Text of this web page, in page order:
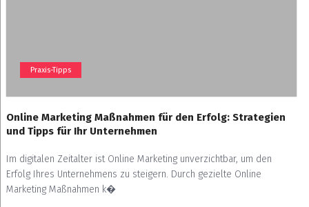
Praxis-Tipps
Online Marketing Maßnahmen für den Erfolg: Strategien
und Tipps für Ihr Unternehmen
Im digitalen Zeitalter ist Online Marketing unverzichtbar, um den
Erfolg Ihres Unternehmens zu steigern. Durch gezielte Online
Marketing Maßnahmen k�